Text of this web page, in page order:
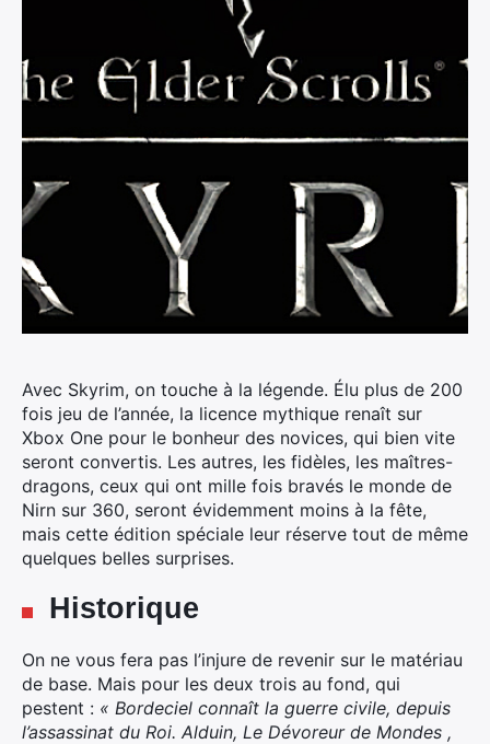
Avec Skyrim, on touche à la légende. Élu plus de 200
fois jeu de l’année, la licence mythique renaît sur
Xbox One pour le bonheur des novices, qui bien vite
seront convertis. Les autres, les fidèles, les maîtres-
dragons, ceux qui ont mille fois bravés le monde de
Nirn sur 360, seront évidemment moins à la fête,
mais cette édition spéciale leur réserve tout de même
quelques belles surprises.
Historique
On ne vous fera pas l’injure de revenir sur le matériau
de base. Mais pour les deux trois au fond, qui
pestent : « Bordeciel connaît la guerre civile, depuis
l’assassinat du Roi. Alduin, Le Dévoreur de Mondes ,